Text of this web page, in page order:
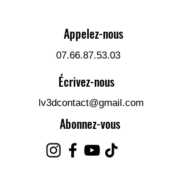
Appelez-nous
07.66.87.53.03
Écrivez-nous
lv3dcontact@gmail.com
Abonnez-vous